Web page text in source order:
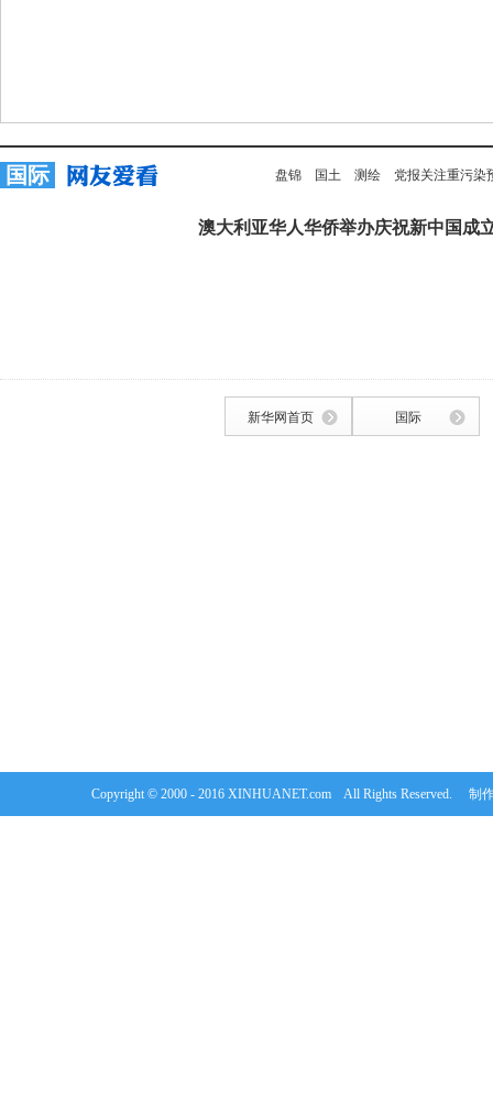
国际 盘锦 国土 测绘 党报关注重污染
澳大利亚华人华侨举办庆祝新中国成
新华网首页 国际
Copyright © 2000 - 2016 XINHUANET.com All Rights Reserved. 制